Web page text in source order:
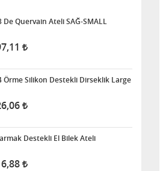
Cihazı Sesli Ve
Işıklı
- Klozet Yükseltici
De Quervain Ateli SAĞ-SMALL
Örme Silikon Destekli Dirseklik Large
Destekli El Bilek Ateli